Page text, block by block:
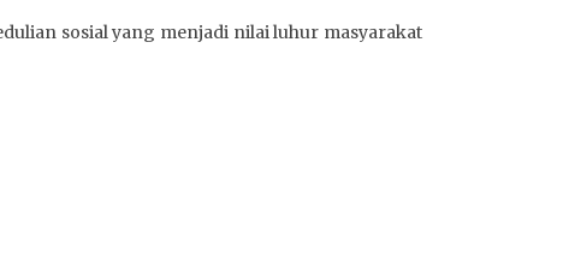
sosial yang menjadi nilai luhur masyarakat